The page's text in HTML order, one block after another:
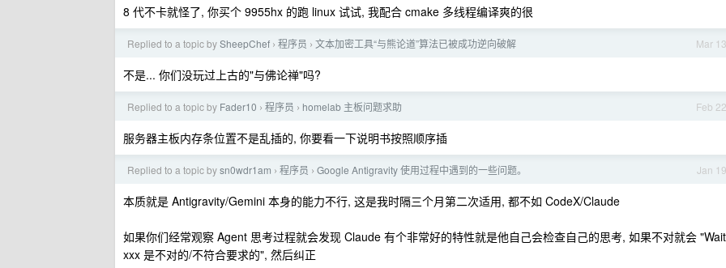
8 代不卡就怪了, 你买个 9955hx 的跑 linux 试试, 我配合 cmake 多线程编译爽的很
Mar 13
Replied to a topic bySheepChef › 程序员 › 文本加密工具“与熊论道”算法已被成功逆向破解
不是... 你们没玩过上古的"与佛论禅"吗?
Feb 22
Replied to a topic by Fader10 › 程序员 › homelab 主板问题求助
服务器主板内存条位置不是乱插的, 你要看一下说明书按照顺序插
Jan 19
Replied to a topic bysn0wdr1am › 程序员 › Google Antigravity 使用过程中遇到的一些问题。
本质就是 Antigravity/Gemini 本身的能力不行, 这是我时隔三个月第二次适用, 都不如 CodeX/Claude
如果你们经常观察 Agent 思考过程就会发现 Claude 有个非常好的特性就是他自己会检查自己的思考, 如果不对就会
xxx 是不对的/不符合要求的", 然后纠正